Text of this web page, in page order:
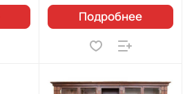
Подробнее